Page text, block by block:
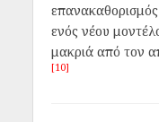
ενός νέου
μακριά από τον
[10]